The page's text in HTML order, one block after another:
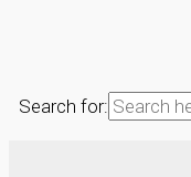
Search for: